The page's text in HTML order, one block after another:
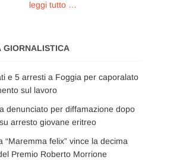
leggi tutto …
GIORNALISTICA
e 5 arresti a Foggia per caporalato
sul lavoro
denunciato per diffamazione dopo
arresto giovane eritreo
“Maremma felix” vince la decima
Premio Roberto Morrione